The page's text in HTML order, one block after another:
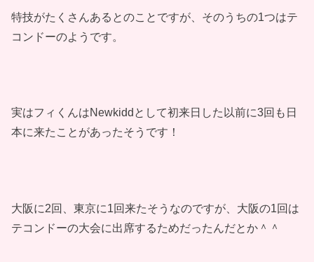
特技がたくさんあるとのことですが、そのうちの1つはテ
コンドーのようです。
実はフィくんはNewkiddとして初来日した以前に3回も日
本に来たことがあったそうです！
大阪に2回、東京に1回来たそうなのですが、大阪の1回は
テコンドーの大会に出席するためだったんだとか＾＾